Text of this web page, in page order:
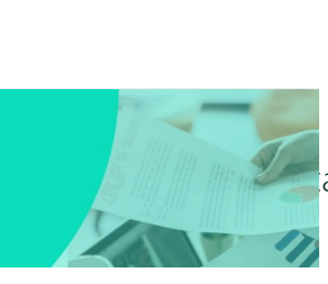
registrelor